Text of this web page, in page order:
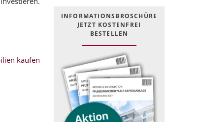
kaufen
INFOR­MATIONS­BROSCHÜRE
JETZT KOSTEN­FREI
BESTELLEN